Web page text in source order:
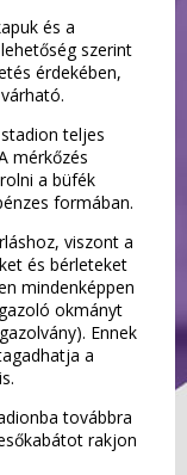
és a
szerint
érdekében,
teljes
mérkőzés
a büfék
formában.
viszont a
és bérleteket
mindenképpen
okmányt
Ennek
a
továbbra
rakjon